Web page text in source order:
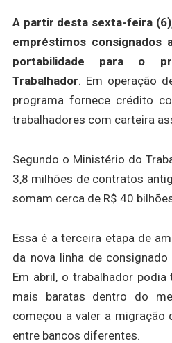
A partir desta sexta-feira
empréstimos consignados
portabilidade para o
Trabalhador. Em operação
programa fornece crédito
trabalhadores com carteira
Segundo o Ministério do
3,8 milhões de contratos
somam cerca de R$ 40
Essa é a terceira etapa de
da nova linha de consignado
Em abril, o trabalhador
mais baratas dentro do
começou a valer a migração
entre bancos diferentes.